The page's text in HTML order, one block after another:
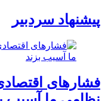
پیشنهاد سردبیر
فشارهای